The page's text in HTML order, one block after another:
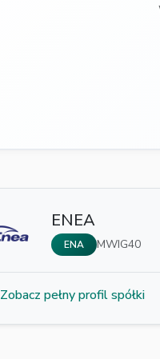
ENEA
ENA MWIG40
Zobacz pełny profil spółki